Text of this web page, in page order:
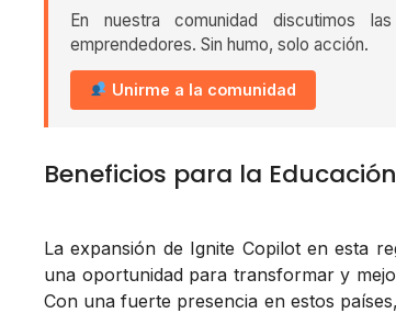
En nuestra comunidad discutimos
emprendedores. Sin humo, solo acción.
Unirme a la comunidad
Beneficios para la
La expansión de Ignite Copilot en esta
una oportunidad para transformar y
Con una fuerte presencia en estos